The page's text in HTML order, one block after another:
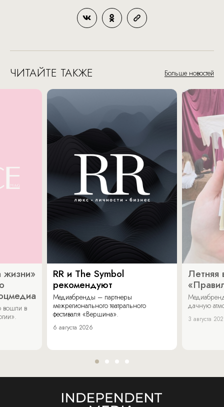
ЧИТАЙТЕ ТАКЖЕ Больше новостей
жизни»
вошли в
RR и The Symbol
рекомендуют
Медиабренды – партнеры
межрегионального театрального
фестиваля «Вершина».
6 августа 2026
Летняя
дачную
3 августа